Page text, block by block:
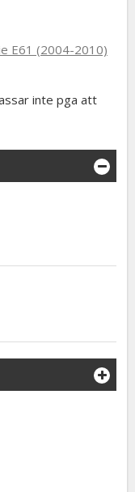
E61 (2004-2010)
inte pga att